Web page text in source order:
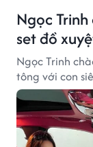
Ngọc
set đồ
Ngọc Trinh
tông với con